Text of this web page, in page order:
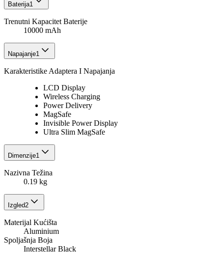
Baterija1
Trenutni Kapacitet Baterije
10000 mAh
Napajanje1
Karakteristike Adaptera I Napajanja
LCD Display
Wireless Charging
Power Delivery
MagSafe
Invisible Power Display
Ultra Slim MagSafe
Dimenzije1
Nazivna Težina
0.19 kg
Izgled2
Materijal Kućišta
Aluminium
Spoljašnja Boja
Interstellar Black